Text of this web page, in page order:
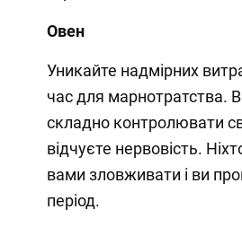
Овен
Уникайте надмірних
час для марнотратства.
складно контролювати
відчуєте нервовість.
вами зловживати і ви
період.